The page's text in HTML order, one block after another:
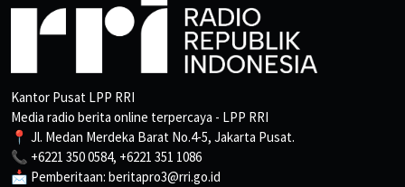
Kantor Pusat LPP RRI
Media radio berita online terpercaya - LPP RRI
📍 Jl. Medan Merdeka Barat No.4-5, Jakarta Pusat.
📞 +6221 350 0584, +6221 351 1086
📩 Pemberitaan: beritapro3@rri.go.id